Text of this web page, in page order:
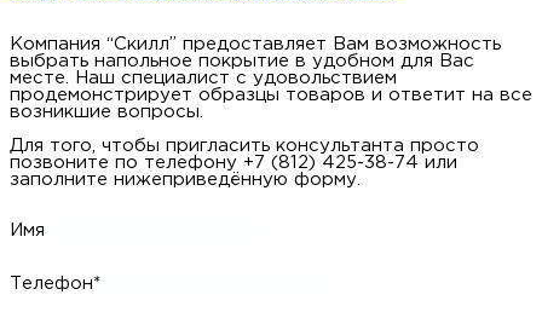
Компания “Скилл” предоставляет Вам возможность
выбрать напольное покрытие в удобном для Вас
месте. Наш специалист с удовольствием
продемонстрирует образцы товаров и ответит на все
возникшие вопросы.
Для того, чтобы пригласить консультанта просто
позвоните по телефону +7 (812) 425-38-74 или
заполните нижеприведённую форму.
Имя
Телефон*